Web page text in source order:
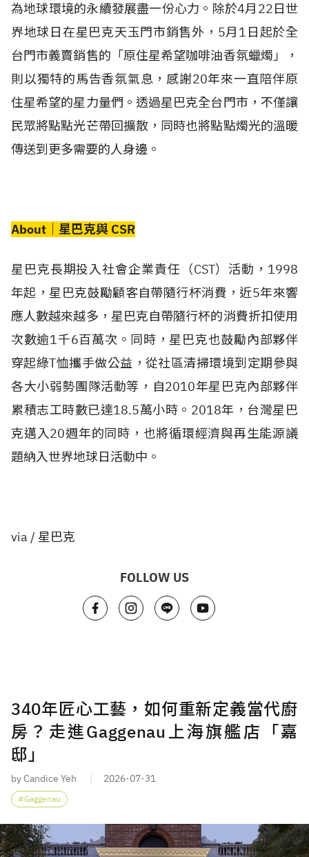
為地球環境的永續發展盡一份心力。除於4月22日世
界地球日在星巴克天玉門市銷售外，5月1日起於全
台門市義賣銷售的「原住星希望咖啡油香氛蠟燭」，
則以獨特的馬告香氛氣息，感謝20年來一直陪伴原
住星希望的星力量們。透過星巴克全台門市，不僅讓
民眾將點點光芒帶回擴散，同時也將點點燭光的溫暖
傳送到更多需要的人身邊。
About│星巴克與 CSR
星巴克長期投入社會企業責任 （CST） 活動，1998
年起，星巴克鼓勵顧客自帶隨行杯消費，近5年來響
應人數越來越多，星巴克自帶隨行杯的消費折扣使用
次數逾1千6百萬次。同時，星巴克也鼓勵內部夥伴
穿起綠T恤攜手做公益，從社區清掃環境到定期參與
各大小弱勢團隊活動等，自2010年星巴克內部夥伴
累積志工時數已達18.5萬小時。2018年，台灣星巴
克邁入20週年的同時，也將循環經濟與再生能源議
題納入世界地球日活動中。
via / 星巴克
FOLLOW US
340年匠心工藝，如何重新定義當代廚
房？走進Gaggenau上海旗艦店「嘉
邸」
by Candice Yeh 2026-07-31
Gaggenau